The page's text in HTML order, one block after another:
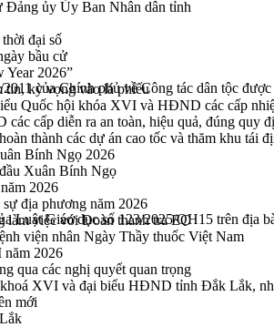
ủy Ủy Ban Nhân dân tỉnh
đại số
bầu cử
Year 2026”
kỳ vọng vào lá phiếu
Quốc hội khóa XVI và HĐND các cấp
cấp diễn ra an toàn, hiệu quả, đúng quy
thành các dự án cao tốc và thăm khu tái
Bính Ngọ 2026
Xuân Bính Ngọ
2026
địa phương năm 2026
làm việc với Đoàn thanh tra EC
viện nhân Ngày Thầy thuốc Việt Nam
năm 2026
qua các nghị quyết quan trọng
XVI và đại biểu HĐND tỉnh Đắk Lắk,
mới
của Chính phủ về Công tác dân tộc
Luật Giáo dục số 123/2025/QH15 trên địa